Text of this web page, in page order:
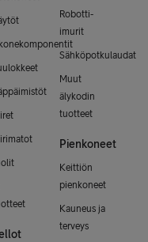
Robotti-
imurit
Sähköpotkulaudat
Muut
älykodin
tuotteet
Pienkoneet
Keittiön
pienkoneet
Kauneus ja
terveys